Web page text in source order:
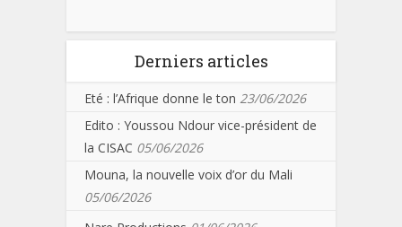
Derniers articles
Eté : l’Afrique donne le ton 23/06/2026
Edito : Youssou Ndour vice-président de
la CISAC 05/06/2026
Mouna, la nouvelle voix d’or du Mali
05/06/2026